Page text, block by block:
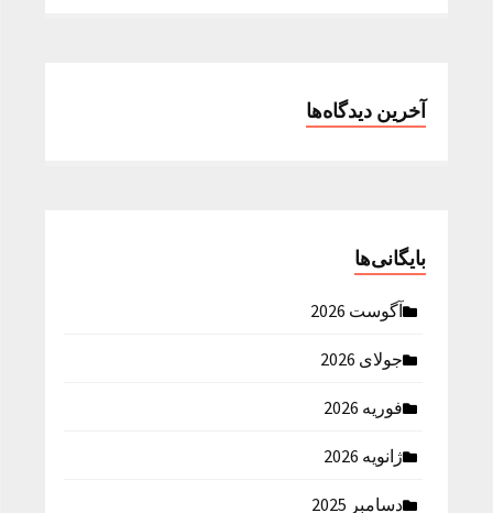
آخرین دیدگاه‌ها
بایگانی‌ها
آگوست 2026
جولای 2026
فوریه 2026
ژانویه 2026
دسامبر 2025